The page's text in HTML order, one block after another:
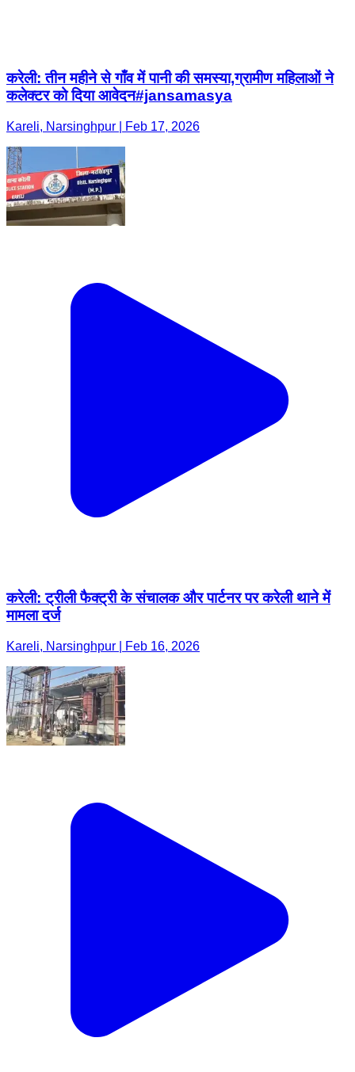
करेली: तीन महीने से गाँव में पानी की समस्या,ग्रामीण महिलाओं ने
कलेक्टर को दिया आवेदन#jansamasya
Kareli, Narsinghpur | Feb 17, 2026
करेली: ट्रीली फैक्ट्री के संचालक और पार्टनर पर करेली थाने में
मामला दर्ज
Kareli, Narsinghpur | Feb 16, 2026